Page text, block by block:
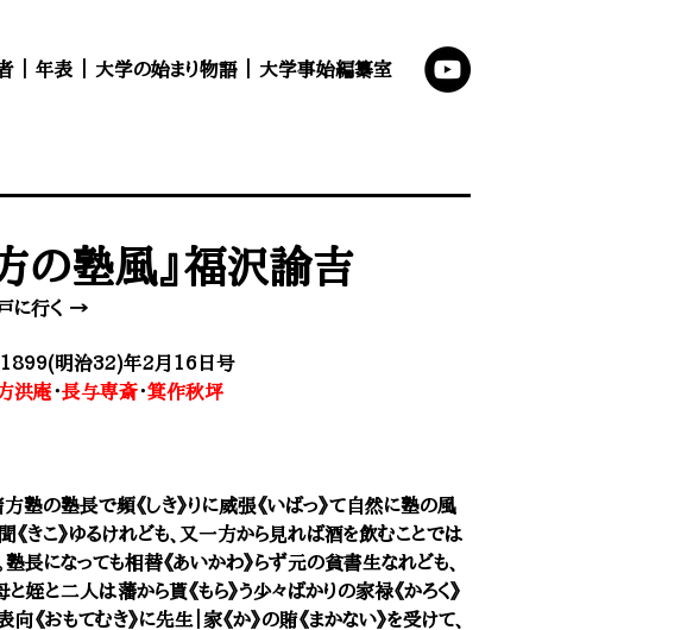
年表 大学の始まり物語 大学事始編纂室
の塾風』福沢諭吉
に行く →​
明治32)年2月16日号
洪庵・長与専斎・箕作秋坪
塾の塾長で頻《しき》りに威張《いばっ》て自然に塾の風
聞《きこ》ゆるけれども、又一方から見れば酒を飲むことでは
長になっても相替《あいかわ》らず元の貧書生なれども、
と二人は藩から貰《もら》う少々ばかりの家禄《かろく》
《おもてむき》に先生｜家《か》の賄《まかない》を受けて、